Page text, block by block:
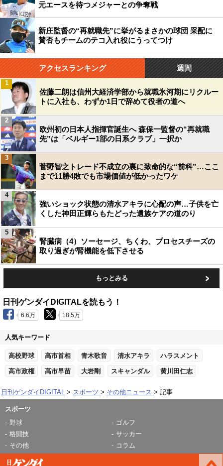
元エースを待つメジャーとの争奪戦
新庄監督の“再就職先”に挙がるまさかの球団 采配に
賛否もチームのテコ入れ役にうってつけ
アクセスランキング 週間
佐藤二朗は信州大経済学部から就職氷河期にリクルー
トに入社も、わずか1日で辞めて役者の道へ
1
欧州初の日本人指揮官誕生へ 森保一監督の“再就職
先”は「ベルギー1部の日系クラブ」一択か
2
菅野智之トレード不成立の裏に致命的な“前科”…ここ
まで11勝4敗でも市場価値が低かったワケ
3
強いショック状態の清水アキラに心配の声…子供を亡
くした神田正輝らもたどった遺族ケアの道のり
4
腎臓病（4）ソーセージ、ちくわ、プロセスチーズの
取り過ぎが腎機能を低下させる
5
もっとみる
日刊ゲンダイDIGITALを読もう！
6.6万 18.5万
人気キーワード
高校野球 高市首相 青木歌音 清水アキラ ハラスメント
高市政権 高市早苗 大岩剛 スキャンダル 黄川田仁志
日刊ゲンダイDIGITAL スポーツ その他ニュース 記事
スポーツ
野球
ゴルフ
格闘技
サッカー
その他
コラム